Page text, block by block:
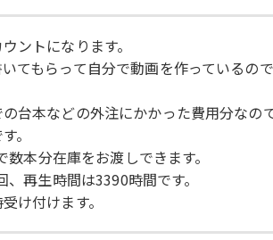
ントになります。
てもらって自分で動画を作っている
台本などの外注にかかった費用分なの
。
本分在庫をお渡しできます。
再生時間は3390時間です。
け付けます。